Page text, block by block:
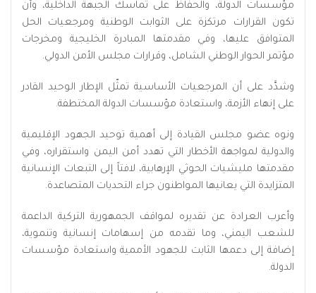
مؤسسات الدولة، والحفاظ على تماسك الجبهة الداخلية، وأن
تكون القرارات مرتكزة على الثوابت الوطنية ومرجعيات الحل
المتوافق عليها، وفي مقدمتها المبادرة الخليجية ومخرجات
مؤتمر الحوار الوطني الشامل، وقرارات مجلس الأمن الدولي.
وشدَّد على أن المرجعيات الأساسية تمثّل الإطار الوحيد القادر
على إنهاء الأزمة، واستعادة مؤسسات الدولة المختطفة.
ونوه عضو مجلس القيادة إلى أهمية توحيد الجهود الإقليمية
والدولية لمواجهة الأخطار التي تهدد أمن اليمن واستقراره، وفي
مقدمتها مليشيات الحوثي الإرهابية، لافتاً إلى التبعات الإنسانية
المتزايدة التي يعانيها المواطنون جراء التحديات المتصاعدة.
وأعرب العرادة عن تقديره لمواقف الجمهورية التركية الداعمة
للشعب اليمني، وما تقدمه من إسهامات إنسانية وتنموية،
إضافة إلى دعمها الثابت للجهود الأممية واستعادة مؤسسات
الدولة.